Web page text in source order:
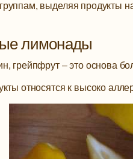
выделяя продукты
лимонады
грейпфрут – это основа
относятся к высоко